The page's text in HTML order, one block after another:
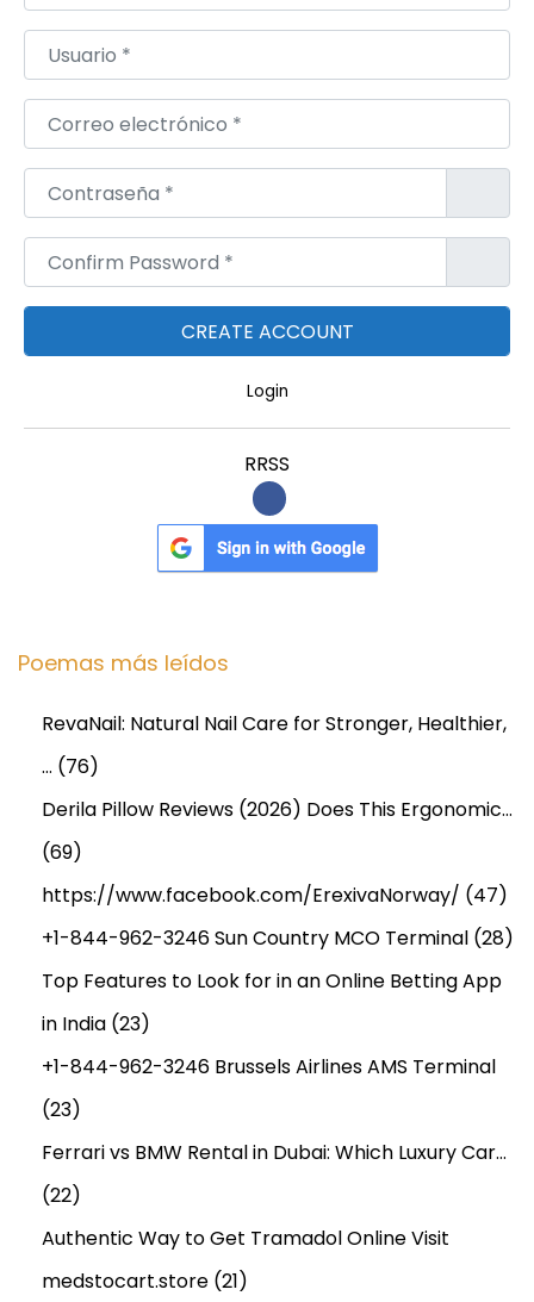
Usuario*
Correo electrónico*
Contraseña*
Confirm Password*
Login
RRSS
Poemas más leídos
RevaNail: Natural Nail Care for Stronger, Healthier,
… (76)
Derila Pillow Reviews (2026) Does This Ergonomic…
(69)
https://www.facebook.com/ErexivaNorway/ (47)
+1-844-962-3246 Sun Country MCO Terminal (28)
Top Features to Look for in an Online Betting App
in India (23)
+1-844-962-3246 Brussels Airlines AMS Terminal
(23)
Ferrari vs BMW Rental in Dubai: Which Luxury Car…
(22)
Authentic Way to Get Tramadol Online Visit
medstocart.store (21)